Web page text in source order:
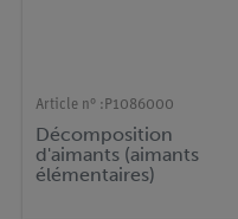
Article n° : P1086000
Décomposition
d'aimants (aimants
élémentaires)